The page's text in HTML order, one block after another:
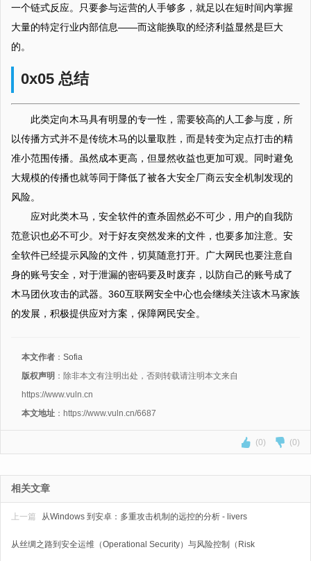
一个链式反应。只要参与运营的人手够多，就足以在短时间内掌握
大量的特定行业内部信息——而这能换取的经济利益显然是巨大
的。
0x05 总结
此类定向木马具有明显的专一性，需要较高的人工参与度，所
以传播方式并不是传统木马的以量取胜，而是转变为定点打击的精
准小范围传播。虽然成本更高，但显然收益也更加可观。同时避免
大规模的传播也就等同于降低了被各大安全厂商云安全机制发现的
风险。
应对此类木马，安全软件的查杀固然必不可少，用户的自我防
范意识也必不可少。对于好友突然发来的文件，也要多加注意。安
全软件已经提示风险的文件，切莫随意打开。广大网民也要注意自
身的账号安全，对于泄漏的密码要及时废弃，以防自己的账号成了
木马团伙攻击的武器。360互联网安全中心也会继续关注该木马家族
的发展，积极提供应对方案，保障网民安全。
本文作者 ： Sofia
版权声明 ：除非本文有注明出处，否则转载请注明本文来自
https://www.vuln.cn
本文地址 ：https://www.vuln.cn/6687
(0) (0)
相关文章
上一篇 从Windows 到安卓：多重攻击机制的远控的分析 - livers
从丝绸之路到安全运维（Operational Security）与风险控制（Risk